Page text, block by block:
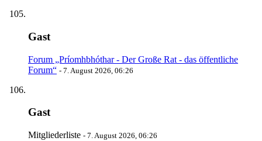
Gast
Forum „Príomhbhóthar - Der Große Rat - das öffentliche
Forum“ - 7. August 2026, 06:26
Gast
Mitgliederliste - 7. August 2026, 06:26